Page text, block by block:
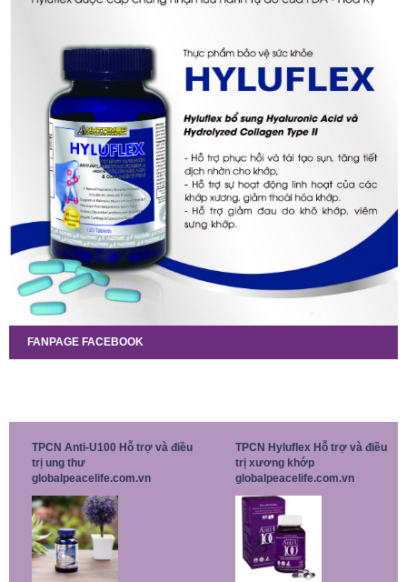
FANPAGE FACEBOOK
TPCN Anti-U100 Hỗ trợ và điều
trị ung thư
globalpeacelife.com.vn
TPCN Hyluflex Hỗ trợ và điều
trị xương khớp
globalpeacelife.com.vn